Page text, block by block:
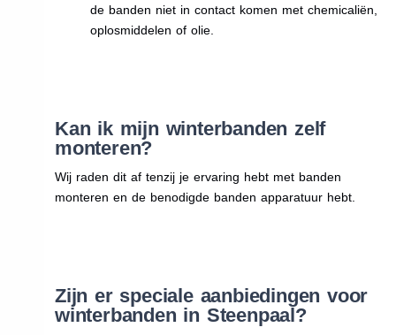
de banden niet in contact komen met chemicaliën,
oplosmiddelen of olie.
Kan ik mijn winterbanden zelf
monteren?
Wij raden dit af tenzij je ervaring hebt met banden
monteren en de benodigde banden apparatuur hebt.
Zijn er speciale aanbiedingen voor
winterbanden in Steenpaal?